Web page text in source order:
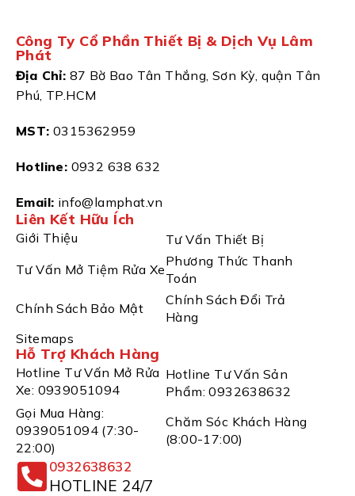
Công Ty Cổ Phần Thiết Bị & Dịch Vụ Lâm
Phát
Địa Chỉ: 87 Bờ Bao Tân Thắng, Sơn Kỳ, quận Tân
Phú, TP.HCM
MST: 0315362959
Hotline: 0932 638 632
Email: info@lamphat.vn
Liên Kết Hữu Ích
Giới Thiệu
Tư Vấn Thiết Bị
Tư Vấn Mở Tiệm Rửa Xe
Phương Thức Thanh
Toán
Chính Sách Bảo Mật
Chính Sách Đổi Trả
Hàng
Sitemaps
Hỗ Trợ Khách Hàng
Hotline Tư Vấn Mở Rửa
Xe: 0939051094
Hotline Tư Vấn Sản
Phẩm: 0932638632
Gọi Mua Hàng:
0939051094 (7:30-
22:00)
Chăm Sóc Khách Hàng
(8:00-17:00)
0932638632
HOTLINE 24/7